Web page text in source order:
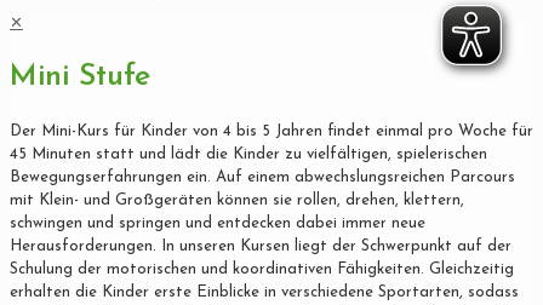
✕
Mini Stufe
Der Mini-Kurs für Kinder von 4 bis 5 Jahren findet einmal pro Woche für
45 Minuten statt und lädt die Kinder zu vielfältigen, spielerischen
Bewegungserfahrungen ein. Auf einem abwechslungsreichen Parcours
mit Klein- und Großgeräten können sie rollen, drehen, klettern,
schwingen und springen und entdecken dabei immer neue
Herausforderungen. In unseren Kursen liegt der Schwerpunkt auf der
Schulung der motorischen und koordinativen Fähigkeiten. Gleichzeitig
erhalten die Kinder erste Einblicke in verschiedene Sportarten, sodass